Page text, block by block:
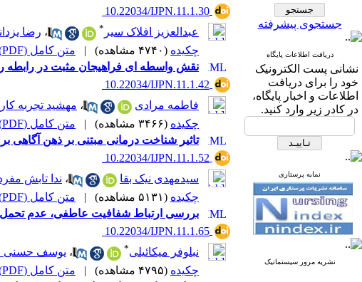
جستجوی پیشرفته
دریافت اطلاعات پایگاه
نشانی پست الکترونیک
خود را برای دریافت
اطلاعات و اخبار پایگاه،
در کادر زیر وارد کنید.
نمایه پرستاری
نشریه مرور سیستماتیک
‎ 10.22034/IJPN.11.1.30
عبدالعزیز افلاک سیر * ، رضا
چکیده (۴۷۴۰ مشاهده) | متن کامل (PDF)
نقش واسطه ای فراهیجان مثبت در رابطه
‎ 10.22034/IJPN.11.1.42
فاطمه مرادی
، مهشید تجربه کار
چکیده (۳۴۶۶ مشاهده) | متن کامل (PDF)
تاثیر شناخت درمانی مبتنی بر ذهن آگاهی
‎ 10.22034/IJPN.11.1.52
سیدمهدی نیک بقا
، ندا تابش
چکیده (۵۱۳۱ مشاهده) | متن کامل (PDF)
بررسی ارتباط شفافیت عاطفی، عدم تحمل
‎ 10.22034/IJPN.11.1.65
نبلوفر میکائیلی* ، یوسف حسنی
چکیده (۴۷۹۵ مشاهده) | متن کامل (PDF)